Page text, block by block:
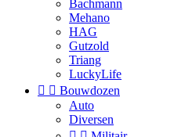
Bachmann
Mehano
HAG
Gutzold
Triang
LuckyLife
  Bouwdozen
Auto
Diversen